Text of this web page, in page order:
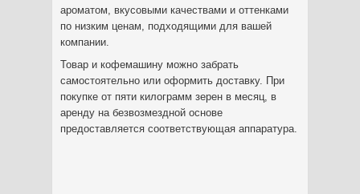
ароматом, вкусовыми качествами и оттенками
по низким ценам, подходящими для вашей
компании.
Товар и кофемашину можно забрать
самостоятельно или оформить доставку. При
покупке от пяти килограмм зерен в месяц, в
аренду на безвозмездной основе
предоставляется соответствующая аппаратура.